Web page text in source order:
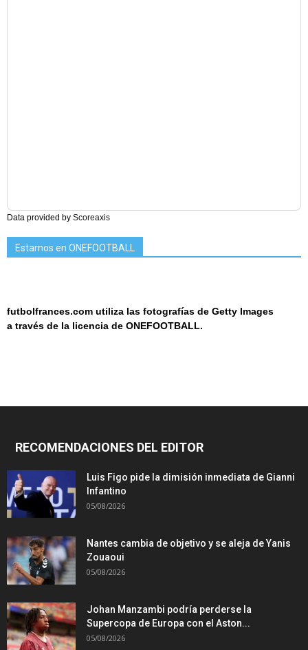
Data provided by Scoreaxis
Estamos en ONEFOOTBALL
futbolfrances.com utiliza las fotografías de Getty Images
a través de la licencia de ONEFOOTBALL.
RECOMENDACIONES DEL EDITOR
Luis Figo pide la dimisión inmediata de Gianni
Infantino
05/08/2026
Nantes cambia de objetivo y se aleja de Yanis
Zouaoui
05/08/2026
Johan Manzambi podría perderse la
Supercopa de Europa con el Aston...
05/08/2026